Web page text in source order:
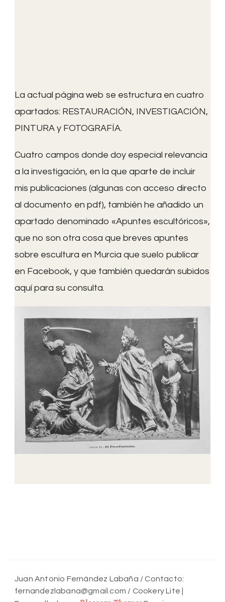
La actual página web se estructura en cuatro
apartados: RESTAURACIÓN, INVESTIGACIÓN,
PINTURA y FOTOGRAFÍA.
Cuatro campos donde doy especial relevancia
a la investigación, en la que aparte de incluir
mis publicaciones (algunas con acceso directo
al documento en pdf), también he añadido un
apartado denominado «Apuntes escultóricos»,
que no son otra cosa que breves apuntes
sobre escultura en Murcia que suelo publicar
en Facebook, y que también quedarán subidos
aquí para su consulta.
Juan Antonio Fernández Labaña / Contacto:
fernandezlabana@gmail.com / Cookery Lite |